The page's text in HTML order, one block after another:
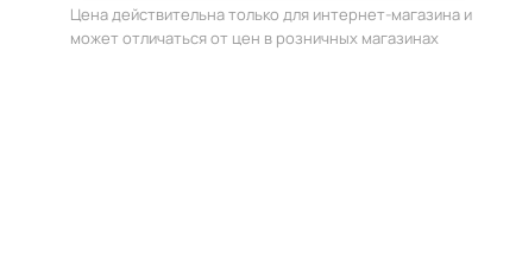
Цена действительна только для интернет-магазина и
может отличаться от цен в розничных магазинах